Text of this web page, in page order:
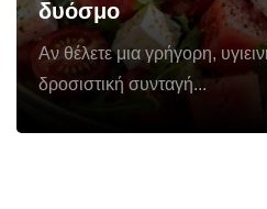
δυόσμο
Αν θέλετε μια γρήγορη,
δροσιστική συνταγή...